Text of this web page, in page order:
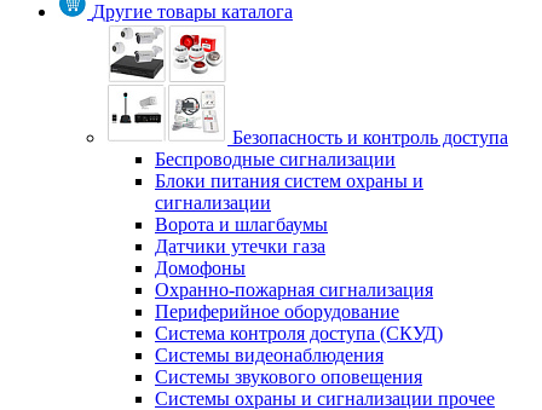
Другие товары каталога
Безопасность и контроль доступа
Беспроводные сигнализации
Блоки питания систем охраны и
сигнализации
Ворота и шлагбаумы
Датчики утечки газа
Домофоны
Охранно-пожарная сигнализация
Периферийное оборудование
Система контроля доступа (СКУД)
Системы видеонаблюдения
Системы звукового оповещения
Системы охраны и сигнализации прочее